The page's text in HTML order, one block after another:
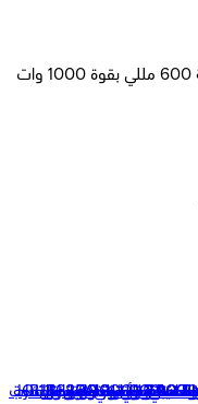
الترا خلاط يدوي 5*1 سرعات متعددة تربو سعة 600 مللي بقوة 1000 وات
تورنيدو مضرب يدوي بقوة 1000 وات سعة 900 مللي كبة و مضرب